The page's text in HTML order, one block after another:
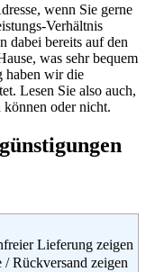
wenn Sie gerne
Verhältnis
bereits auf den
was sehr bequem
haben wir die
Lesen Sie also auch,
oder nicht.
Lieferung zeigen
Rückversand zeigen